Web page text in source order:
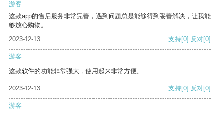
游客
这款app的售后服务非常完善，遇到问题总是能够得到妥善解决，让我能
够放心购物。
2023-12-13
支持[0] 反对[0]
游客
这款软件的功能非常强大，使用起来非常方便。
2023-12-13 支持[0] 反对[0]
游客